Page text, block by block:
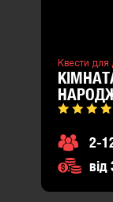
Квести для
2-
від